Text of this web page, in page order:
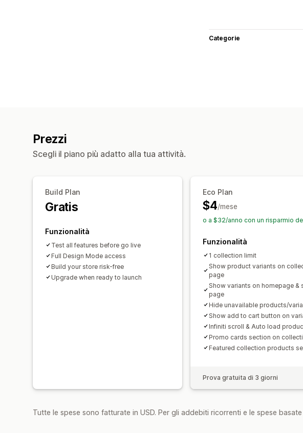
Categorie
Prezzi
Scegli il piano più adatto alla tua attività.
Build Plan
Gratis
Funzionalità
Test all features before go live
Full Design Mode access
Build your store risk-free
Upgrade when ready to launch
Eco Plan
$4/mese
o a $32/anno con un risparmio
Funzionalità
1 collection limit
Show product variants on
page
Show variants on homepage &
page
Hide unavailable products/
Show add to cart button on
Infiniti scroll & Auto load
Promo cards section on
Featured collection products
Prova gratuita di 3 giorni
Tutte le spese sono fatturate in USD. Per gli addebiti ricorrenti e le spese